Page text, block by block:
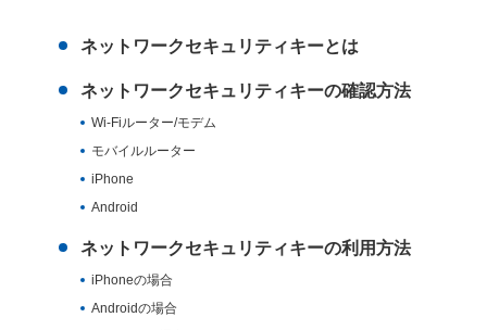
ネットワークセキュリティキーとは
ネットワークセキュリティキーの確認方法
Wi-Fiルーター/モデム
モバイルルーター
iPhone
Android
ネットワークセキュリティキーの利用方法
iPhoneの場合
Androidの場合